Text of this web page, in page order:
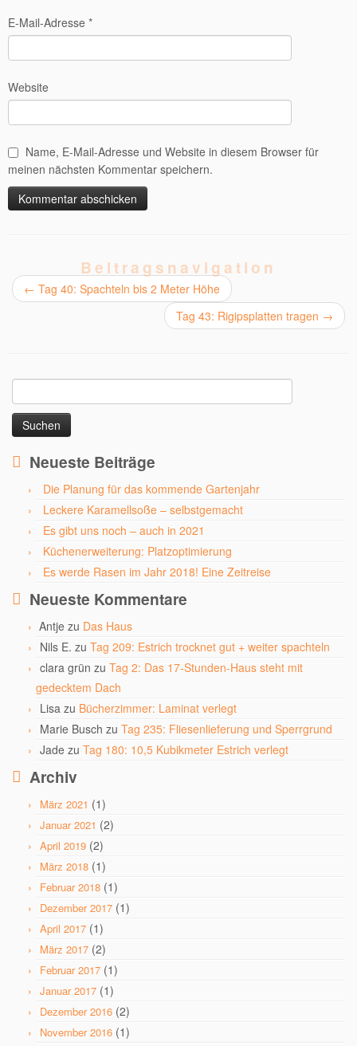
E-Mail-Adresse *
Website
Name, E-Mail-Adresse und Website in diesem Browser für
meinen nächsten Kommentar speichern.
Beitragsnavigation
← Tag 40: Spachteln bis 2 Meter Höhe
Tag 43: Rigipsplatten tragen →
nach:
Neueste Beiträge
Die Planung für das kommende Gartenjahr
Leckere Karamellsoße – selbstgemacht
Es gibt uns noch – auch in 2021
Küchenerweiterung: Platzoptimierung
Es werde Rasen im Jahr 2018! Eine Zeitreise
Neueste Kommentare
Antje zu Das Haus
Nils E. zu Tag 209: Estrich trocknet gut + weiter spachteln
clara grün zu Tag 2: Das 17-Stunden-Haus steht mit
gedecktem Dach
Lisa zu Bücherzimmer: Laminat verlegt
Marie Busch zu Tag 235: Fliesenlieferung und Sperrgrund
Jade zu Tag 180: 10,5 Kubikmeter Estrich verlegt
Archiv
März 2021 (1)
Januar 2021 (2)
April 2019 (2)
März 2018 (1)
Februar 2018 (1)
Dezember 2017 (1)
April 2017 (1)
März 2017 (2)
Februar 2017 (1)
Januar 2017 (1)
Dezember 2016 (2)
November 2016 (1)